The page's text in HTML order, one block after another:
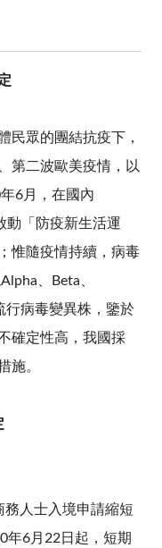
民眾的團結抗疫下，
第二波歐美疫情，以
6月，在國內
動「防疫新生活運
惟隨疫情持續，病毒
、Beta、
行病毒變異株，鑒於
確定性高，我國採
施。
務人士入境申請縮短
年6月22日起，短期